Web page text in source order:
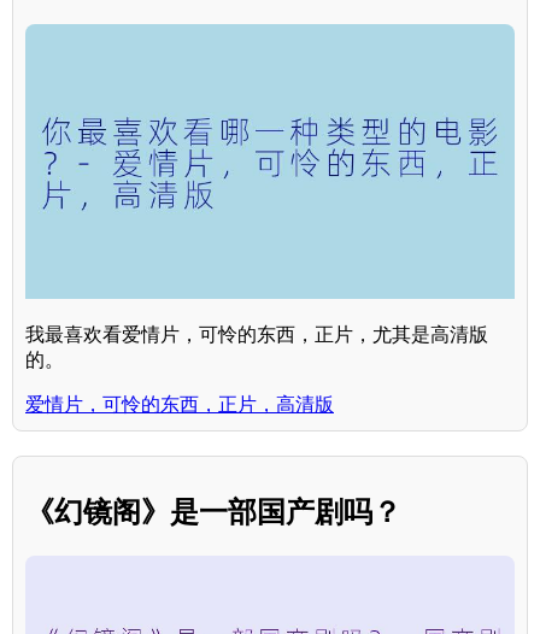
我最喜欢看爱情片，可怜的东西，正片，尤其是高清版
的。
爱情片，可怜的东西，正片，高清版
《幻镜阁》是一部国产剧吗？